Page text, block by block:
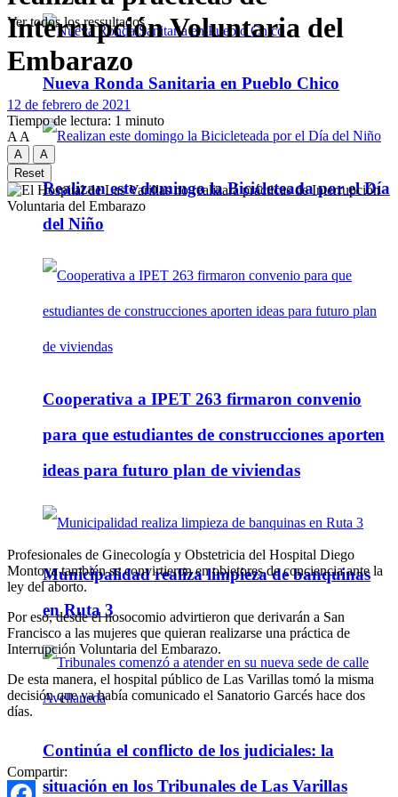
Nueva Ronda Sanitaria en Pueblo Chico
Realizan este domingo la Bicicleteada por el Día
del Niño
Cooperativa a IPET 263 firmaron convenio
para que estudiantes de construcciones aporten
ideas para futuro plan de viviendas
Municipalidad realiza limpieza de banquinas
en Ruta 3
Continúa el conflicto de los judiciales: la
situación en los Tribunales de Las Varillas
Ver todos los ressultados
Interrupción Voluntaria del
Embarazo
12 de febrero de 2021
Tiempo de lectura: 1 minuto
A A
A
A
Reset
Profesionales de Ginecología y Obstetricia del Hospital Diego
Montoya también se convirtieron en objetores de conciencia ante la
ley del aborto.
Por eso, desde el nosocomio advirtieron que derivarán a San
Francisco a las mujeres que quieran realizarse una práctica de
Interrupción Voluntaria del Embarazo.
De esta manera, el hospital público de Las Varillas tomó la misma
decisión que ya había comunicado el Sanatorio Garcés hace dos
días.
Compartir: